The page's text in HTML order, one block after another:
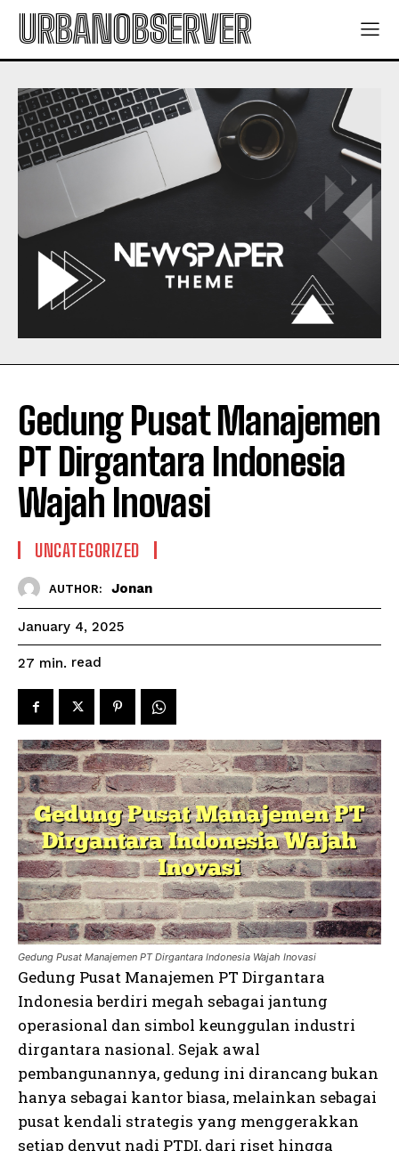
URBANOBSERVER
Gedung Pusat Manajemen
PT Dirgantara Indonesia
Wajah Inovasi
UNCATEGORIZED
AUTHOR: Jonan
January 4, 2025
27 min. read
Gedung Pusat Manajemen PT Dirgantara Indonesia Wajah Inovasi
Gedung Pusat Manajemen PT Dirgantara
Indonesia berdiri megah sebagai jantung
operasional dan simbol keunggulan industri
dirgantara nasional. Sejak awal
pembangunannya, gedung ini dirancang bukan
hanya sebagai kantor biasa, melainkan sebagai
pusat kendali strategis yang menggerakkan
setiap denyut nadi PTDI, dari riset hingga